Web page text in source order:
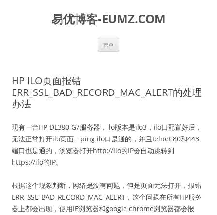
易优博客-EUMZ.COM
菜单
HP ILO页面报错
ERR_SSL_BAD_RECORD_MAC_ALERT的处理
办法
现有一台HP DL380 G7服务器，ilo版本是ilo3，ilo口配置好后，
无法正常打开ilo页面，ping ilo口是通的，并且telnet 80和443
端口也是通的，浏览器打开http://ilo的IP会自动跳转到
https://ilo的IP。
根据这个现象判断，网络是没有问题，但是页面无法打开，报错
ERR_SSL_BAD_RECORD_MAC_ALERT，这个问题在所有HP服务
器上都会出现，使用IE浏览器和google chrome浏览器都会报